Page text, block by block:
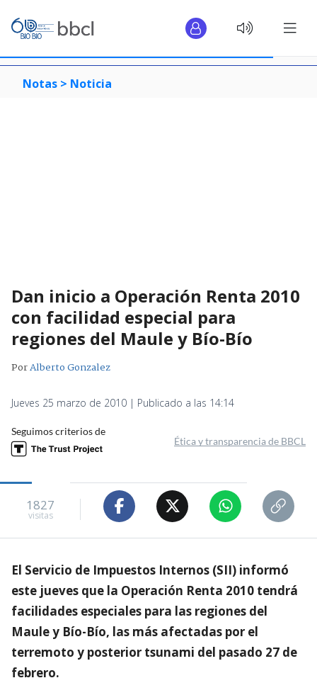
Notas > Noticia
Dan inicio a Operación Renta 2010
con facilidad especial para
regiones del Maule y Bío-Bío
PorAlberto Gonzalez
Jueves 25 marzo de 2010 | Publicado a las 14:14
Seguimos criterios de
Ética y transparencia de BBCL
1827
visitas
El Servicio de Impuestos Internos (SII) informó
este jueves que la Operación Renta 2010 tendrá
facilidades especiales para las regiones del
Maule y Bío-Bío, las más afectadas por el
terremoto y posterior tsunami del pasado 27 de
febrero.